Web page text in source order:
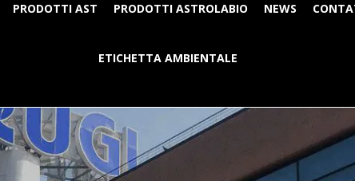
PRODOTTI AST PRODOTTI ASTROLABIO NEWS
ETICHETTA AMBIENTALE